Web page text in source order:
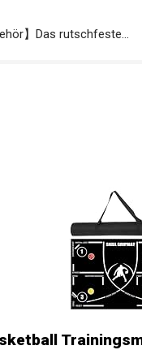
】Das rutschfeste...